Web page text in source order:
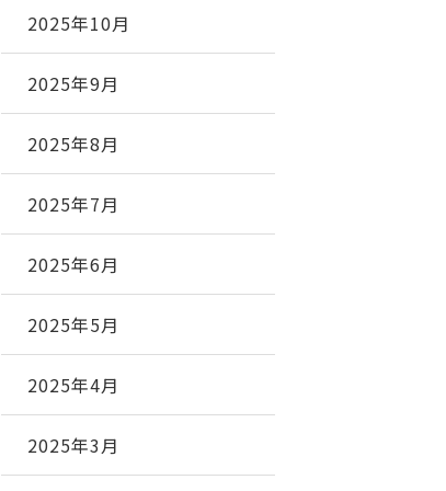
2025年10月
2025年9月
2025年8月
2025年7月
2025年6月
2025年5月
2025年4月
2025年3月